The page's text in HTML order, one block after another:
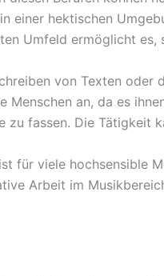
einer hektischen
Umfeld ermöglicht es,
von Texten oder
an, da es
zu fassen. Die Tätigkeit
für viele hochsensible
Arbeit im